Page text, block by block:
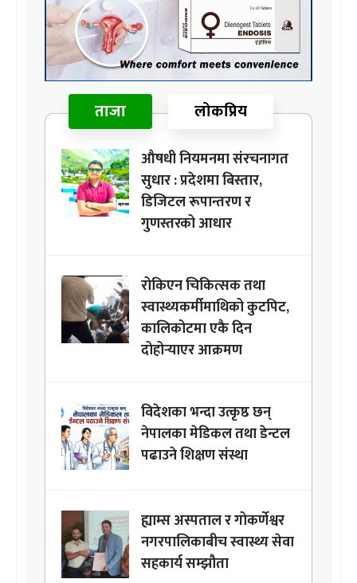
ताजा लोकप्रिय
औषधी नियमनमा संरचनागत
सुधार : प्रदेशमा बिस्तार,
डिजिटल रूपान्तरण र
गुणस्तरको आधार
रोकिएन चिकित्सक तथा
स्वास्थ्यकर्मीमाथिको कुटपिट,
कालिकोटमा एकै दिन
दोहोर्‍याएर आक्रमण
विदेशका भन्दा उत्कृष्ठ छन्
नेपालका मेडिकल तथा डेन्टल
पढाउने शिक्षण संस्था
ह्याम्स अस्पताल र गोकर्णेश्वर
नगरपालिकाबीच स्वास्थ्य सेवा
सहकार्य सम्झौता